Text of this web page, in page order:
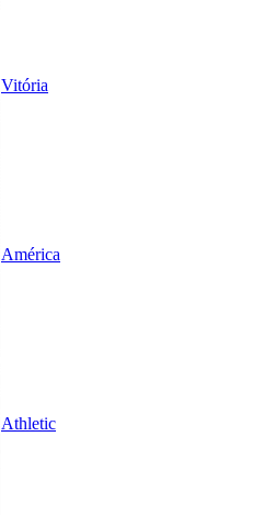
Vitória
América
Athletic